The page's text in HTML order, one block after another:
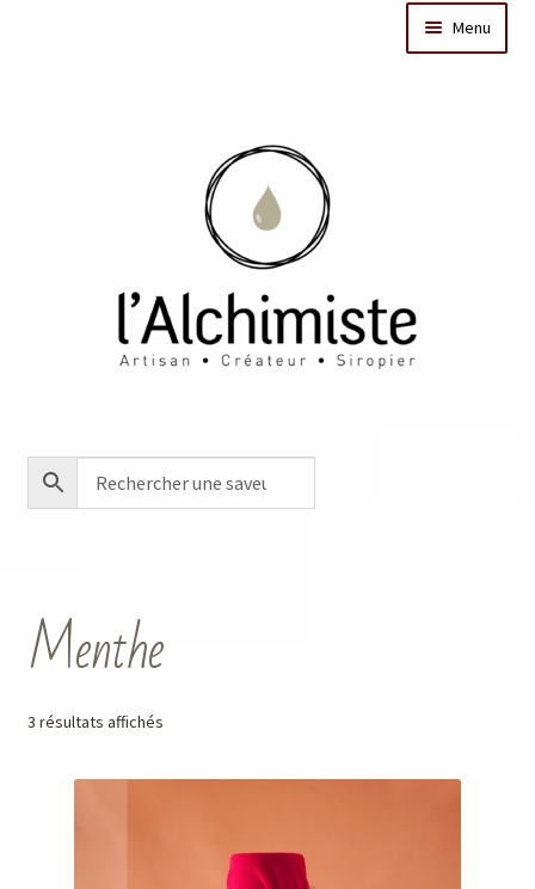
Menu
Acheter en ligne
Contact
Menthe
3 résultats affichés